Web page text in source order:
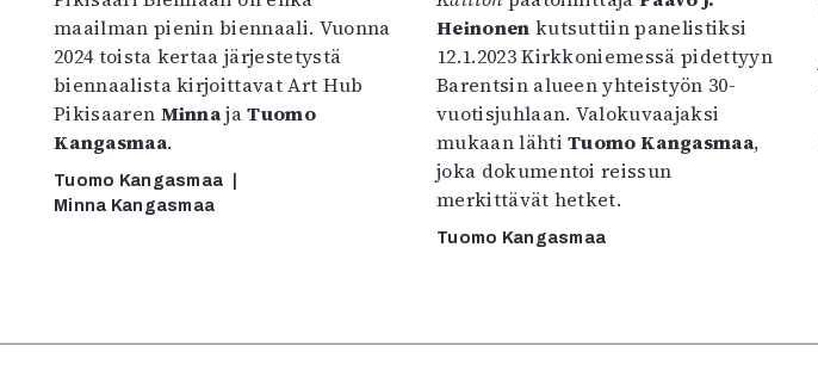
maailman pienin biennaali. Vuonna
2024 toista kertaa järjestetystä
biennaalista kirjoittavat Art Hub
Pikisaaren MinnajaTuomo
Kangasmaa.
Tuomo Kangasmaa
Minna Kangasmaa
Heinonen kutsuttiin panelistiksi
12.1.2023 Kirkkoniemessä pidettyyn
Barentsin alueen yhteistyön 30-
vuotisjuhlaan. Valokuvaajaksi
mukaan lähtiTuomo Kangasmaa,
joka dokumentoi reissun
merkittävät hetket.
Tuomo Kangasmaa